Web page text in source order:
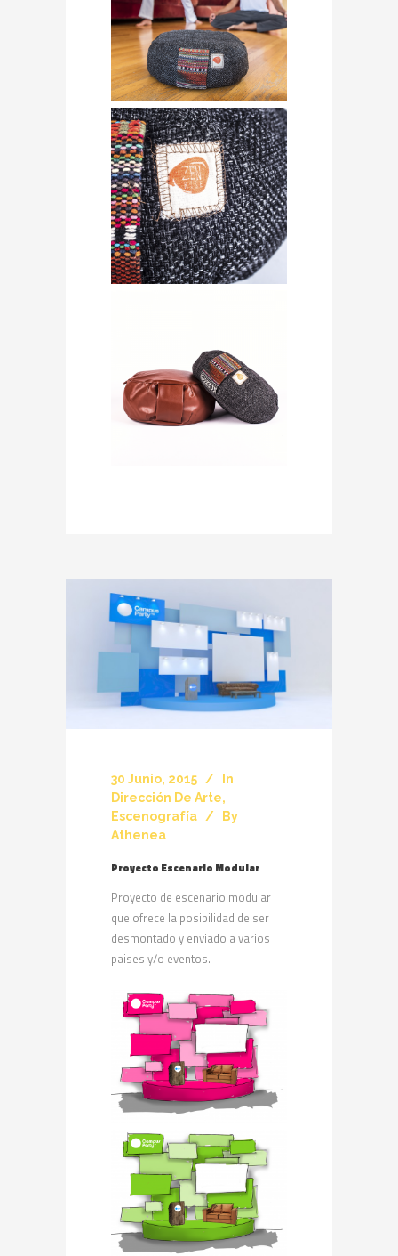
30 Junio, 2015
In
Dirección De Arte,
Escenografía
By
Athenea
Proyecto Escenario Modular
Proyecto de escenario modular
que ofrece la posibilidad de ser
desmontado y enviado a varios
paises y/o eventos.